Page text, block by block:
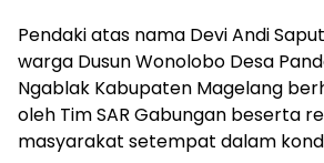
Pendaki atas nama Devi Andi
warga Dusun Wonolobo Desa
Ngablak Kabupaten Magelang
oleh Tim SAR Gabungan beserta
masyarakat setempat dalam